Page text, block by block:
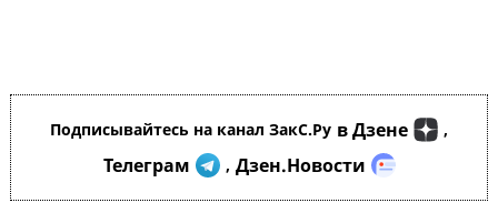
Подписывайтесь на канал ЗакС.Ру в Дзене ,
Телеграм , Дзен.Новости